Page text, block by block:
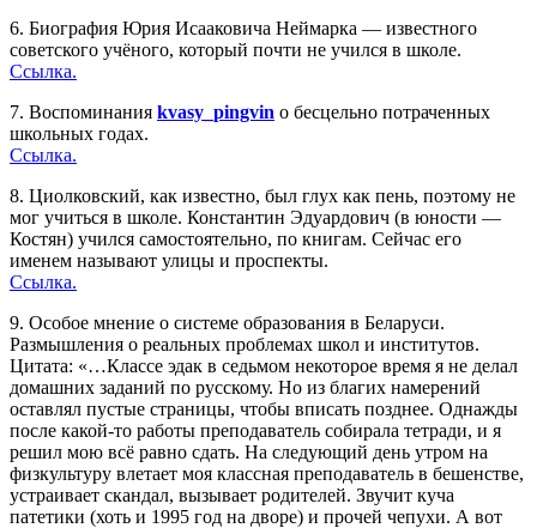
6. Биография Юрия Исааковича Неймарка — известного
советского учёного, который почти не учился в школе.
Ссылка.
7. Воспоминания kvasy_pingvin о бесцельно потраченных
школьных годах.
Ссылка.
8. Циолковский, как известно, был глух как пень, поэтому не
мог учиться в школе. Константин Эдуардович (в юности —
Костян) учился самостоятельно, по книгам. Сейчас его
именем называют улицы и проспекты.
Ссылка.
9. Особое мнение о системе образования в Беларуси.
Размышления о реальных проблемах школ и институтов.
Цитата: «…Классе эдак в седьмом некоторое время я не делал
домашних заданий по русскому. Но из благих намерений
оставлял пустые страницы, чтобы вписать позднее. Однажды
после какой-то работы преподаватель собирала тетради, и я
решил мою всё равно сдать. На следующий день утром на
физкультуру влетает моя классная преподаватель в бешенстве,
устраивает скандал, вызывает родителей. Звучит куча
патетики (хоть и 1995 год на дворе) и прочей чепухи. А вот